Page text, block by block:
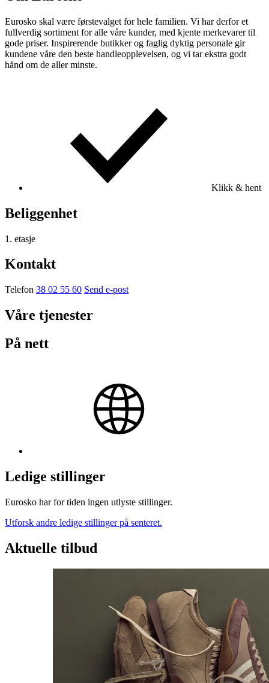
Eurosko skal være førstevalget for hele familien. Vi har derfor et
fullverdig sortiment for alle våre kunder, med kjente merkevarer til
gode priser. Inspirerende butikker og faglig dyktig personale gir
kundene våre den beste handleopplevelsen, og vi tar ekstra godt
hånd om de aller minste.
Klikk & hent
Beliggenhet
1. etasje
Kontakt
Telefon 38 02 55 60 Send e-post
Våre tjenester
På nett
Ledige stillinger
Eurosko har for tiden ingen utlyste stillinger.
Utforsk andre ledige stillinger på senteret.
Aktuelle tilbud